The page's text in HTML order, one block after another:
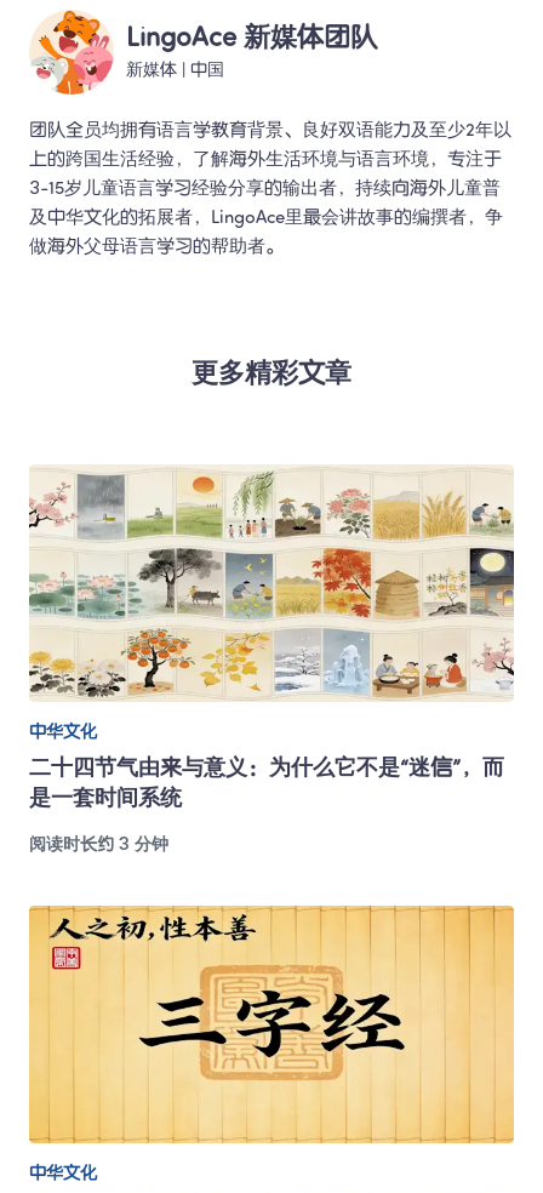
LingoAce 新媒体团队
新媒体 中国
团队全员均拥有语言学教育背景、良好双语能力及至少2年以
上的跨国生活经验，了解海外生活环境与语言环境，专注于
3-15岁儿童语言学习经验分享的输出者，持续向海外儿童普
及中华文化的拓展者，LingoAce里最会讲故事的编撰者，争
做海外父母语言学习的帮助者。
更多精彩文章
中华文化
二十四节气由来与意义：为什么它不是“迷信”，而
是一套时间系统
阅读时长约 3 分钟
中华文化